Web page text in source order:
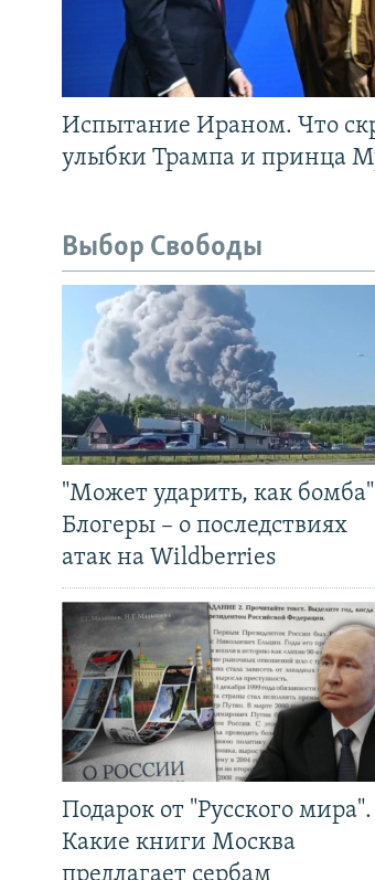
Испытание Ираном. Что
улыбки Трампа и принца
Выбор Свободы
"Может ударить, как
Блогеры – о последствиях
атак на Wildberries
Подарок от "Русского мира".
Какие книги Москва